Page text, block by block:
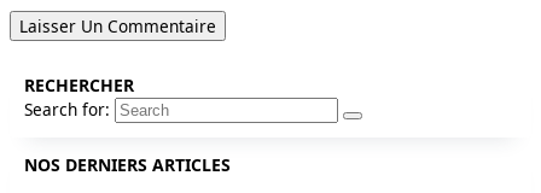
RECHERCHER
Search for:
NOS DERNIERS ARTICLES